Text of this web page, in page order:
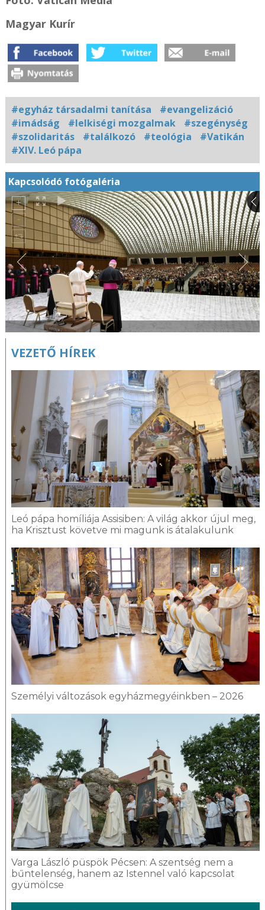
Magyar Kurír
#egyház társadalmi tanítása
#evangelizáció
#imádság
#lelkiségi mozgalmak
#szegénység
#szolidaritás
#találkozó #teológia
#Vatikán
#XIV. Leó pápa
Kapcsolódó fotógaléria
VEZETŐ HÍREK
Leó pápa homíliája Assisiben: A világ akkor újul meg,
ha Krisztust követve mi magunk is átalakulunk
Személyi változások egyházmegyéinkben – 2026
Varga László püspök Pécsen: A szentség nem a
bűntelenség, hanem az Istennel való kapcsolat
gyümölcse